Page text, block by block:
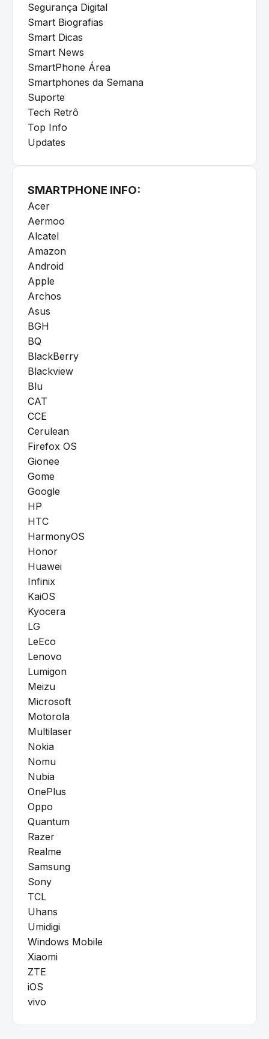
Segurança Digital
Smart Biografias
Smart Dicas
Smart News
SmartPhone Área
Smartphones da Semana
Suporte
Tech Retrô
Top Info
Updates
SMARTPHONE INFO:
Acer
Aermoo
Alcatel
Amazon
Android
Apple
Archos
Asus
BGH
BQ
BlackBerry
Blackview
Blu
CAT
CCE
Cerulean
Firefox OS
Gionee
Gome
Google
HP
HTC
HarmonyOS
Honor
Huawei
Infinix
KaiOS
Kyocera
LG
LeEco
Lenovo
Lumigon
Meizu
Microsoft
Motorola
Multilaser
Nokia
Nomu
Nubia
OnePlus
Oppo
Quantum
Razer
Realme
Samsung
Sony
TCL
Uhans
Umidigi
Windows Mobile
Xiaomi
ZTE
iOS
vivo